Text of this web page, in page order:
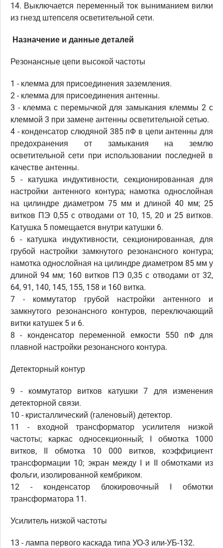
14. Выключается переменный ток выниманием вилки
из гнезд штепселя осветительной сети.
Назначение и данные деталей
Резонансные цепи высокой частоты
1 - клемма для присоединения заземления.
2 - клемма для присоединения антенны.
3 - клемма с перемычкой для замыкания клеммы 2 с
клеммой 3 при замене антенны осветительной сетью.
4 - конденсатор слюдяной 385 пФ в цепи антенны для
предохранения от замыкания на землю
осветительной сети при использовании последней в
качестве антенны.
5 - катушка индуктивности, секционированная для
настройки антенного контура; намотка однослойная
на цилиндре диаметром 75 мм и длиной 40 мм; 25
витков ПЭ 0,55 с отводами от 10, 15, 20 и 25 витков.
Катушка 5 помещается внутри катушки 6.
6 - катушка индуктивности, секционированная, для
грубой настройки замкнутого резонансного контура;
намотка однослойная на цилиндре диаметром 85 мм у
длиной 94 мм; 160 витков ПЭ 0,35 с отводами от 32,
64, 91, 140, 145, 155, 158 и 160 витка.
7 - коммутатор грубой настройки антенного и
замкнутого резонансного контуров, переключающий
витки катушек 5 и 6.
8 - конденсатор переменной емкости 550 пФ для
плавной настройки резонансного контура.
Детекторный контур
9 - коммутатор витков катушки 7 для изменения
детекторной связи.
10 - кристаллический (галеновый) детектор.
11 - входной трансформатор усилителя низкой
частоты; каркас односекционный; I обмотка 1000
витков, II обмотка 10 000 витков, коэффициент
трансформации 10; экран между I и II обмотками из
фольги, изолированной кембриком.
12 - конденсатор блокировочный I обмотки
трансформатора 11.
Усилитель низкой частоты
13 - лампа первого каскада типа УО-3 или-УБ-132.